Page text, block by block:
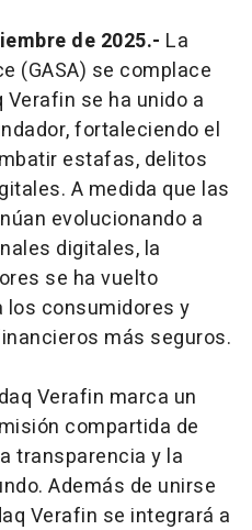
de 2025.- La
(GASA) se complace
se ha unido a
fortaleciendo el
estafas, delitos
A medida que las
evolucionando a
digitales, la
se ha vuelto
los consumidores y
más seguros.
Verafin marca un
compartida de
transparencia y la
Además de unirse
Verafin se integrará a